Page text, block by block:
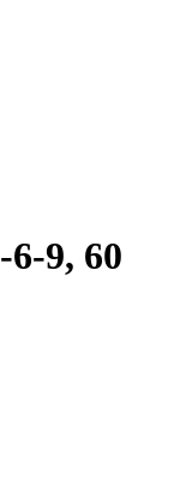
6-9, 60